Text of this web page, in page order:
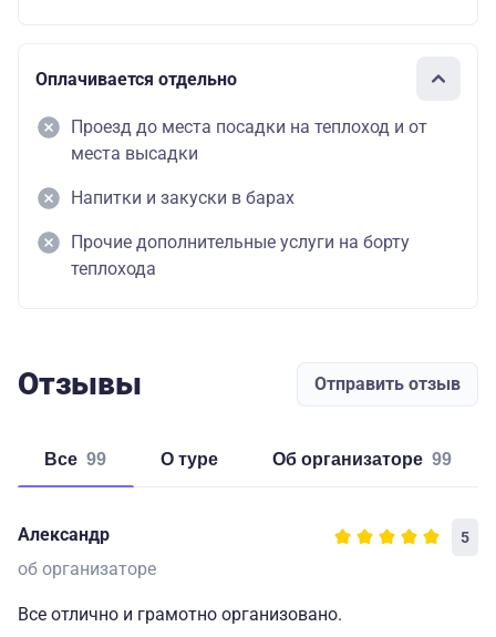
Оплачивается отдельно
Проезд до места посадки на теплоход и от
места высадки
Напитки и закуски в барах
Прочие дополнительные услуги на борту
теплохода
Отзывы Отправить отзыв
Все 99 о туре об организаторе 99
Александр 5
об организаторе
Все отлично и грамотно организовано.